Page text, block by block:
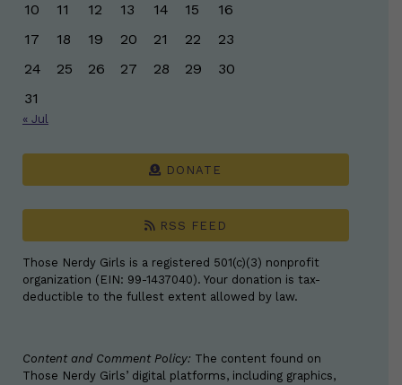
10
11 12 13 14 15
16
17
18 19 20 21 22
23
24
25 26 27 28 29
30
31
« Jul
DONATE
RSS FEED
Those Nerdy Girls is a registered 501(c)(3) nonprofit
organization (EIN: 99-1437040). Your donation is tax-
deductible to the fullest extent allowed by law.
Content and Comment Policy: The content found on
Those Nerdy Girls’ digital platforms, including graphics,